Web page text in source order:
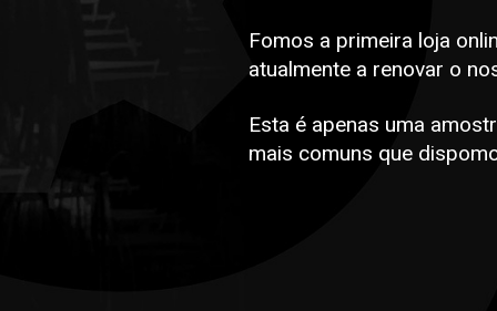
Fomos a primeira loja
atualmente a renovar o
Esta é apenas uma
mais comuns que